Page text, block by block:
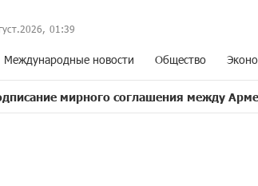
01 :39
Международные новости Общество
соглашения между Арменией и